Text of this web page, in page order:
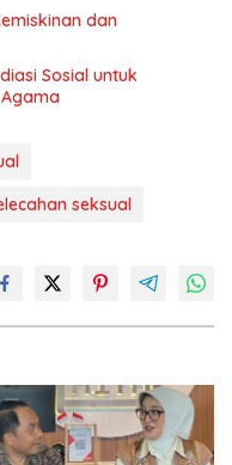
dan
Sosial untuk
seksual